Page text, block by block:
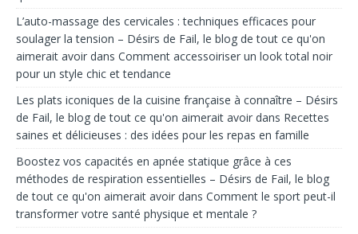
L’auto-massage des cervicales : techniques efficaces pour
soulager la tension – Désirs de Fail, le blog de tout ce qu'on
aimerait avoir dans Comment accessoiriser un look total noir
pour un style chic et tendance
Les plats iconiques de la cuisine française à connaître – Désirs
de Fail, le blog de tout ce qu'on aimerait avoir dans Recettes
saines et délicieuses : des idées pour les repas en famille
Boostez vos capacités en apnée statique grâce à ces
méthodes de respiration essentielles – Désirs de Fail, le blog
de tout ce qu'on aimerait avoir dans Comment le sport peut-il
transformer votre santé physique et mentale ?